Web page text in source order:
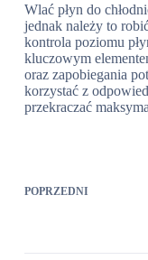
Wlać płyn do
jednak należy to
kontrola poziomu
kluczowym
oraz zapobiegania
korzystać z
przekraczać
POPRZEDNI